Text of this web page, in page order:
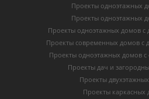
Проекты одноэтажных
Проекты одноэтажных
Проекты одноэтажных домов с
Проекты современных домов с
Проекты одноэтажных домов с
Проекты дач и
Проекты
Проекты каркасных